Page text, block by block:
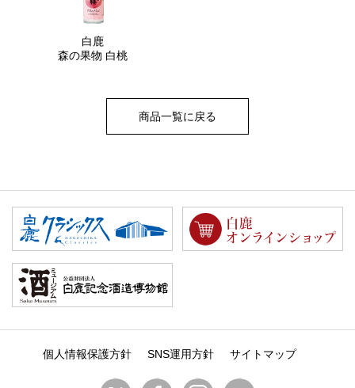
白鹿
森の果物 白桃
商品一覧に戻る
個人情報保護方針 SNS運用方針 サイトマップ